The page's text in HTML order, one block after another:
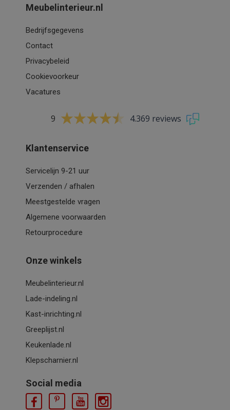
Meubelinterieur.nl
Bedrijfsgegevens
Contact
Privacybeleid
Cookievoorkeur
Vacatures
9 4.369 reviews
Klantenservice
Servicelijn 9-21 uur
Verzenden / afhalen
Meestgestelde vragen
Algemene voorwaarden
Retourprocedure
Onze winkels
Meubelinterieur.nl
Lade-indeling.nl
Kast-inrichting.nl
Greeplijst.nl
Keukenlade.nl
Klepscharnier.nl
Social media